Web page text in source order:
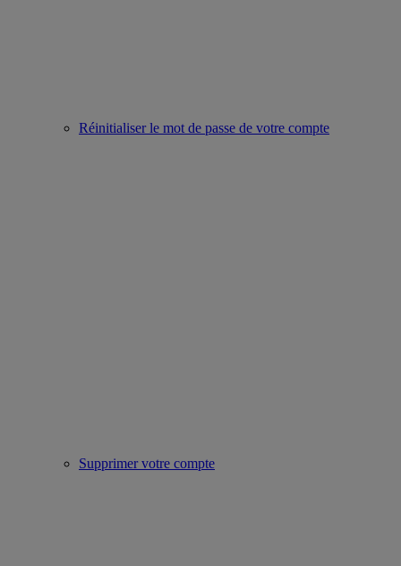
Réinitialiser le mot de passe de votre compte
Supprimer votre compte